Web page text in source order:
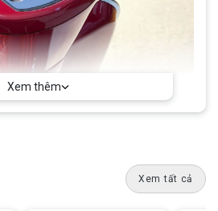
Xem thêm
Xem tất cả